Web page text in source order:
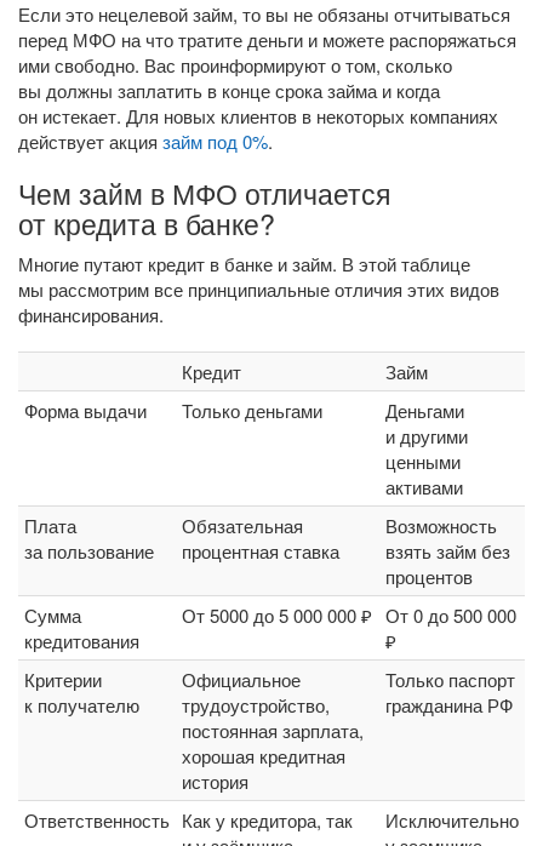
Если это нецелевой займ, то вы не обязаны отчитываться
перед МФО на что тратите деньги и можете распоряжаться
ими свободно. Вас проинформируют о том, сколько
вы должны заплатить в конце срока займа и когда
он истекает. Для новых клиентов в некоторых компаниях
действует акция займ под 0%.
Чем займ в МФО отличается
от кредита в банке?
Многие путают кредит в банке и займ. В этой таблице
мы рассмотрим все принципиальные отличия этих видов
финансирования.
Кредит
Займ
Форма выдачи
Только деньгами
Деньгами
и другими
ценными
активами
Плата
за пользование
Обязательная
процентная ставка
Возможность
взять займ без
процентов
Сумма
кредитования
От 5000 до 5 000 000 ₽ От 0 до 500 000
₽
Критерии
к получателю
Официальное
трудоустройство,
постоянная зарплата,
хорошая кредитная
история
Только паспорт
гражданина РФ
Ответственность Как у кредитора, так
Исключительно